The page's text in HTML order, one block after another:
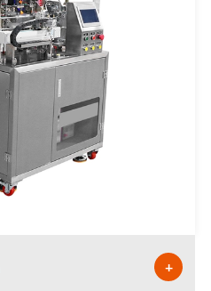
+